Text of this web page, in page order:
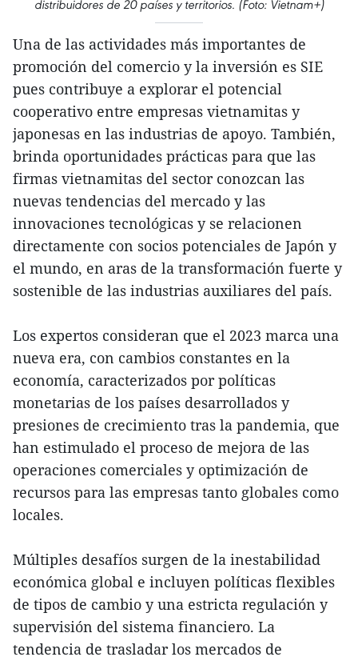
distribuidores de 20 países y territorios. (Foto: Vietnam+)
Una de las actividades más importantes de
promoción del comercio y la inversión es SIE
pues contribuye a explorar el potencial
cooperativo entre empresas vietnamitas y
japonesas en las industrias de apoyo. También,
brinda oportunidades prácticas para que las
firmas vietnamitas del sector conozcan las
nuevas tendencias del mercado y las
innovaciones tecnológicas y se relacionen
directamente con socios potenciales de Japón y
el mundo, en aras de la transformación fuerte y
sostenible de las industrias auxiliares del país.
Los expertos consideran que el 2023 marca una
nueva era, con cambios constantes en la
economía, caracterizados por políticas
monetarias de los países desarrollados y
presiones de crecimiento tras la pandemia, que
han estimulado el proceso de mejora de las
operaciones comerciales y optimización de
recursos para las empresas tanto globales como
locales.
Múltiples desafíos surgen de la inestabilidad
económica global e incluyen políticas flexibles
de tipos de cambio y una estricta regulación y
supervisión del sistema financiero. La
tendencia de trasladar los mercados de